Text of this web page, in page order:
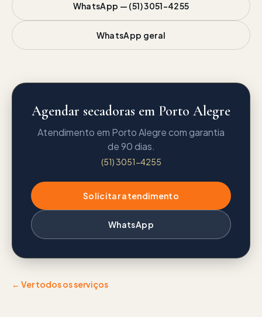
WhatsApp — (51) 3051-4255
WhatsApp geral
Agendar secadoras em Porto Alegre
Atendimento em Porto Alegre com garantia
de 90 dias.
(51) 3051-4255
Solicitar atendimento
WhatsApp
← Ver todos os serviços